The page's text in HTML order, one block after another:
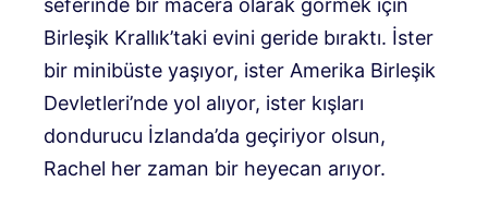
seferinde bir macera olarak görmek için
Birleşik Krallık’taki evini geride bıraktı. İster
bir minibüste yaşıyor, ister Amerika Birleşik
Devletleri’nde yol alıyor, ister kışları
dondurucu İzlanda’da geçiriyor olsun,
Rachel her zaman bir heyecan arıyor.